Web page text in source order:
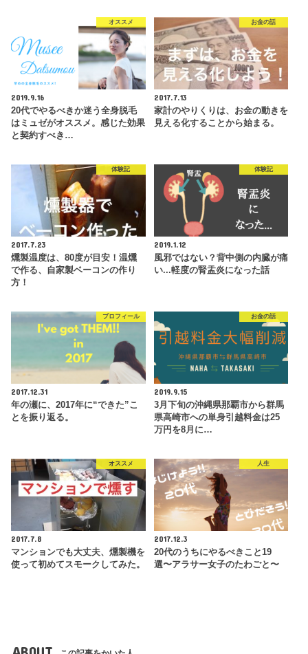
オススメ
2019.9.16
20代でやるべきか迷う全身脱毛
はミュゼがオススメ。感じた効果
と契約すべき…
お金の話
2017.7.13
家計のやりくりは、お金の動きを
見える化することから始まる。
体験記
2017.7.23
燻製温度は、80度が目安！温燻
で作る、自家製ベーコンの作り
方！
体験記
2019.1.12
風邪ではない？背中側の内臓が痛
い...軽度の腎盂炎になった話
プロフィール
2017.12.31
年の瀬に、2017年に“できた”こ
とを振り返る。
お金の話
2019.9.15
3月下旬の沖縄県那覇市から群馬
県高崎市への単身引越料金は25
万円を8月に…
オススメ
2017.7.8
マンションでも大丈夫、燻製機を
使って初めてスモークしてみた。
人生
2017.12.3
20代のうちにやるべきこと19
選〜アラサー女子のたわごと〜